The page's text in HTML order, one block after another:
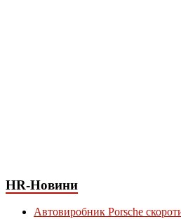
HR-Новини
Автовиробник Porsche